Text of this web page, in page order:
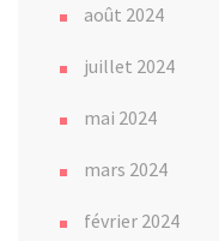
août 2024
juillet 2024
mai 2024
mars 2024
février 2024